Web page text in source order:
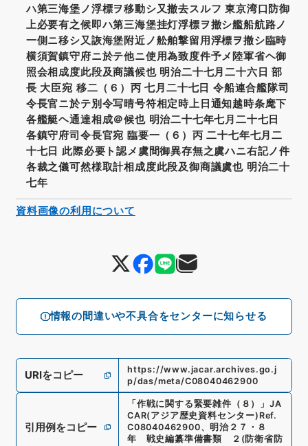
情報の間違いや不具合をセンターに知らせる
ハ第三海堡ノ浮標ヲ移動シ又撤去スルフ 東京湾口防御
上必要有之候即ハ第三海堡挂灯浮標ヲ撤シ艦船航路ノ
一側ニ移シ又詼海堡附近ノ舩舶撃留用浮標ヲ撤シ臨時
横須賀鎮守府ニ於テ他ニ使用為致度件予メ陸軍省ヘ御
照会相成度此段及商議候也 明治二十七月二十六日 部
長 大臣宛 移二（６）丙 七月二十七日 令船連合艦隊司
令長官ニ於テ別令写晴号符相定時上日通知越時条麾下
各艦艇ヘ通達相成＠候也 明治二十七年七月二十七日
各鎮守府司令長官宛 臨要一（６）丙 二十七年七月二
十七日 此際必要ト認メ虞間御異存無之虞ハニ右記ノ件
各裁之儀可然様取計相成度此段及御商議虞也 明治二十
七年
URIをコピー
https://www.jacar.archives.go.j
p/das/meta/C08040462900
引用例をコピー
「 作戦に関する緊要雑件（８） 」 JA
CAR(アジア歴史資料センター) Ref.
C08040462900、明治２７・８
年 戦史編纂準備書類 ２ (防衛省防
資料画像の利用について